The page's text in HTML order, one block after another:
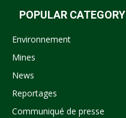
POPULAR CATEGORY
Environnement
Mines
News
Reportages
Communiqué de presse